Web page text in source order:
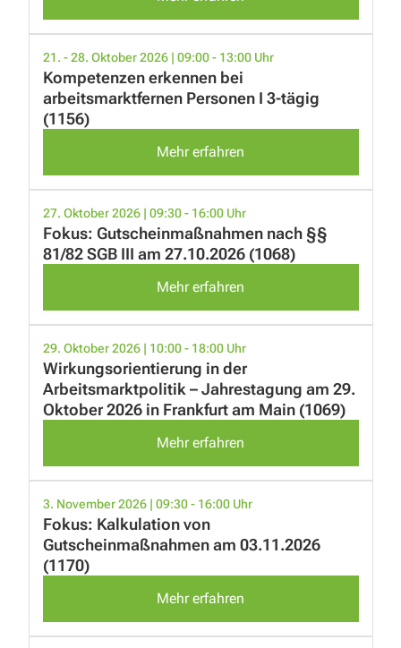
21. - 28. Oktober 2026 | 09:00 - 13:00 Uhr
Kompetenzen erkennen bei
arbeitsmarktfernen Personen I 3-tägig
(1156)
Mehr erfahren
27. Oktober 2026 | 09:30 - 16:00 Uhr
Fokus: Gutscheinmaßnahmen nach §§
81/82 SGB III am 27.10.2026 (1068)
Mehr erfahren
29. Oktober 2026 | 10:00 - 18:00 Uhr
Wirkungsorientierung in der
Arbeitsmarktpolitik – Jahrestagung am 29.
Oktober 2026 in Frankfurt am Main (1069)
Mehr erfahren
3. November 2026 | 09:30 - 16:00 Uhr
Fokus: Kalkulation von
Gutscheinmaßnahmen am 03.11.2026
(1170)
Mehr erfahren